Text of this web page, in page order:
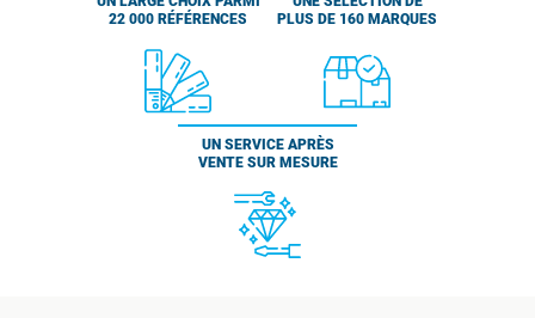
22 000 RÉFÉRENCES
PLUS DE 160 MARQUES
UN SERVICE APRÈS
VENTE SUR MESURE